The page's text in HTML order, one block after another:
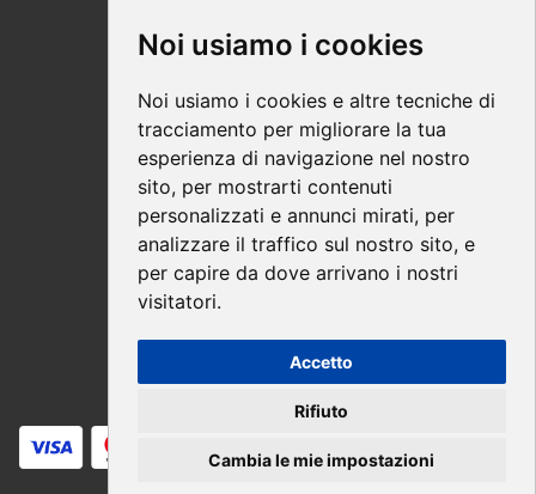
Noi usiamo i cookies
Noi usiamo i cookies e altre tecniche di
tracciamento per migliorare la tua
esperienza di navigazione nel nostro
sito, per mostrarti contenuti
personalizzati e annunci mirati, per
analizzare il traffico sul nostro sito, e
per capire da dove arrivano i nostri
visitatori.
Accetto
Rifiuto
Cambia le mie impostazioni
Supporto
Modalità di acquisto
Ebook help
Privacy
Recesso
Spedizione
Pagamenti sicuri